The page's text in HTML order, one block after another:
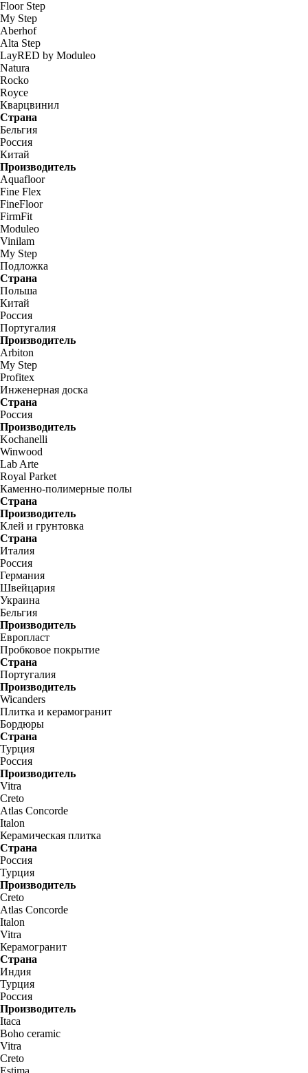
Floor Step
My Step
Aberhof
Alta Step
LayRED by Moduleo
Natura
Rocko
Royce
Кварцвинил
Страна
Бельгия
Россия
Китай
Производитель
Aquafloor
Fine Flex
FineFloor
FirmFit
Moduleo
Vinilam
My Step
Подложка
Страна
Польша
Китай
Россия
Португалия
Производитель
Arbiton
My Step
Profitex
Инженерная доска
Страна
Россия
Производитель
Kochanelli
Winwood
Lab Arte
Royal Parket
Каменно-полимерные полы
Страна
Производитель
Клей и грунтовка
Страна
Италия
Россия
Германия
Швейцария
Украина
Бельгия
Производитель
Европласт
Пробковое покрытие
Страна
Португалия
Производитель
Wicanders
Плитка и керамогранит
Бордюры
Страна
Турция
Россия
Производитель
Vitra
Creto
Atlas Concorde
Italon
Керамическая плитка
Страна
Россия
Турция
Производитель
Creto
Atlas Concorde
Italon
Vitra
Керамогранит
Страна
Индия
Турция
Россия
Производитель
Itaca
Boho ceramic
Vitra
Creto
Estima